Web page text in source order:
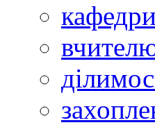
кафедри